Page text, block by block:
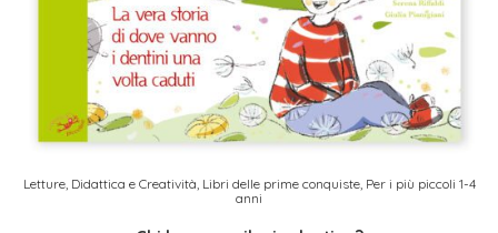
Letture, Didattica e Creatività, Libri delle prime conquiste, Per i più piccoli 1-4
anni